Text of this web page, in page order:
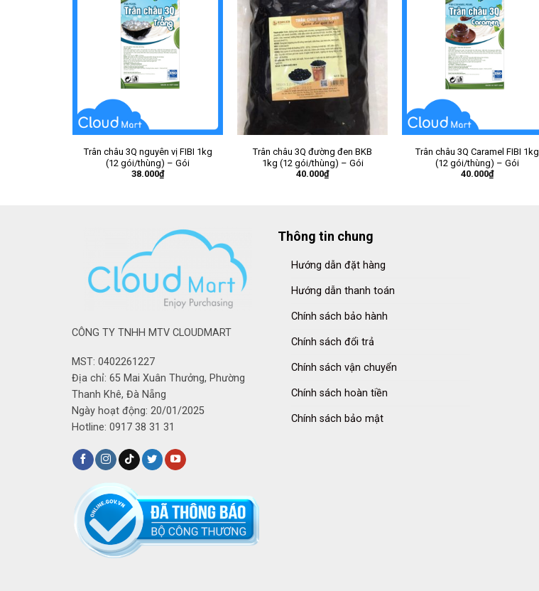
Trân châu 3Q nguyên vị FIBI 1kg
(12 gói/thùng) – Gói
38.000₫
Trân châu 3Q đường đen BKB
1kg (12 gói/thùng) – Gói
40.000₫
Trân châu 3Q Caramel FIBI 1kg
(12 gói/thùng) – Gói
40.000₫
CÔNG TY TNHH MTV CLOUDMART
MST: 0402261227
Địa chỉ: 65 Mai Xuân Thưởng, Phường
Thanh Khê, Đà Nẵng
Ngày hoạt động: 20/01/2025
Hotline: 0917 38 31 31
Thông tin chung
Hướng dẫn đặt hàng
Hướng dẫn thanh toán
Chính sách bảo hành
Chính sách đổi trả
Chính sách vận chuyển
Chính sách hoàn tiền
Chính sách bảo mật